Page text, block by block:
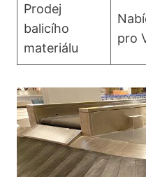
Prodej
balicího
materiálu
pro